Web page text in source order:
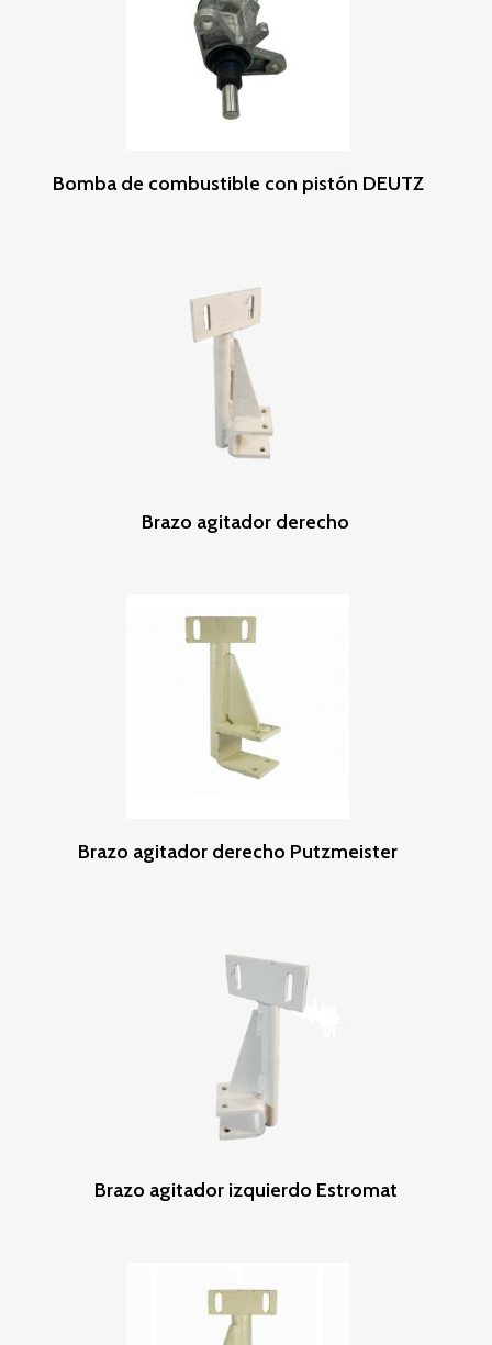
Leer Más
Bomba de combustible con pistón DEUTZ
Leer Más
Brazo agitador derecho
Leer Más
Brazo agitador derecho Putzmeister
Leer Más
Brazo agitador izquierdo Estromat